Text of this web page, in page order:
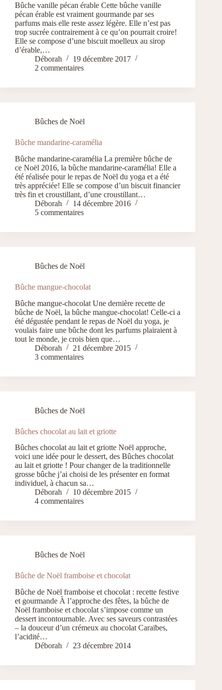
Bûche vanille pécan érable Cette bûche vanille
pécan érable est vraiment gourmande par ses
parfums mais elle reste assez légère. Elle n’est pas
trop sucrée contrairement à ce qu’on pourrait croire!
Elle se compose d’une biscuit moelleux au sirop
d’érable,…
Déborah
19 décembre 2017
2 commentaires
Bûches de Noël
Bûche mandarine-caramélia
Bûche mandarine-caramélia La première bûche de
ce Noël 2016, la bûche mandarine-caramélia! Elle a
été réalisée pour le repas de Noël du yoga et a été
très appréciée! Elle se compose d’un biscuit financier
très fin et croustillant, d’une croustillant…
Déborah
14 décembre 2016
5 commentaires
Bûches de Noël
Bûche mangue-chocolat
Bûche mangue-chocolat Une dernière recette de
bûche de Noël, la bûche mangue-chocolat! Celle-ci a
été dégustée pendant le repas de Noël du yoga, je
voulais faire une bûche dont les parfums plairaient à
tout le monde, je crois bien que…
Déborah
21 décembre 2015
3 commentaires
Bûches de Noël
Bûches chocolat au lait et griotte
Bûches chocolat au lait et griotte Noël approche,
voici une idée pour le dessert, des Bûches chocolat
au lait et griotte ! Pour changer de la traditionnelle
grosse bûche j’ai choisi de les présenter en format
individuel, à chacun sa…
Déborah
10 décembre 2015
4 commentaires
Bûches de Noël
Bûche de Noël framboise et chocolat
Bûche de Noël framboise et chocolat : recette festive
et gourmande À l’approche des fêtes, la bûche de
Noël framboise et chocolat s’impose comme un
dessert incontournable. Avec ses saveurs contrastées
– la douceur d’un crémeux au chocolat Caraïbes,
l’acidité…
Déborah
23 décembre 2014